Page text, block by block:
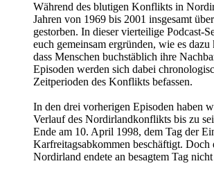
Während des blutigen Konflikts in
Jahren von 1969 bis 2001 insgesamt
gestorben. In dieser vierteilige Podcast-
euch gemeinsam ergründen, wie es
dass Menschen buchstäblich ihre
Episoden werden sich dabei
Zeitperioden des Konflikts befassen.
In den drei vorherigen Episoden haben
Verlauf des Nordirlandkonflikts bis zu
Ende am 10. April 1998, dem Tag der
Karfreitagsabkommen beschäftigt.
Nordirland endete an besagtem Tag